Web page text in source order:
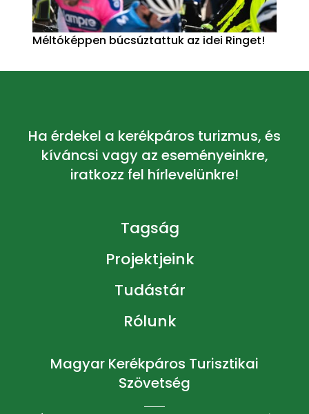
Méltóképpen búcsúztattuk az idei Ringet!
Tagság
Projektjeink
Tudástár
Rólunk
Magyar Kerékpáros Turisztikai
Szövetség
Ha érdekel a kerékpáros turizmus, és
kíváncsi vagy az eseményeinkre,
iratkozz fel hírlevelünkre!